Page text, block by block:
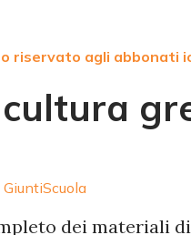
riservato agli abbonati
dei materiali